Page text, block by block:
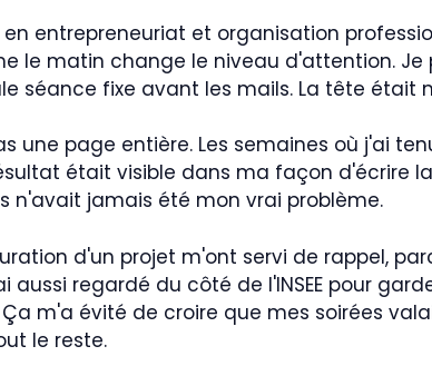
entrepreneuriat et organisation
le matin change le niveau d'attention.
séance fixe avant les mails. La tête était
une page entière. Les semaines où j'ai
était visible dans ma façon d'écrire
n'avait jamais été mon vrai problème.
d'un projet m'ont servi de rappel,
aussi regardé du côté de l'INSEE pour
m'a évité de croire que mes soirées
le reste.